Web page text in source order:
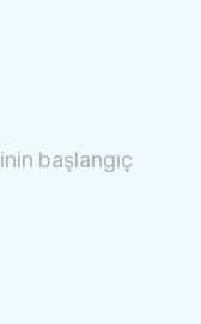
başlangıç